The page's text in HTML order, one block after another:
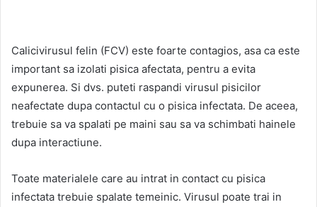
Calicivirusul felin (FCV) este foarte contagios, asa ca este
important sa izolati pisica afectata, pentru a evita
expunerea. Si dvs. puteti raspandi virusul pisicilor
neafectate dupa contactul cu o pisica infectata. De aceea,
trebuie sa va spalati pe maini sau sa va schimbati hainele
dupa interactiune.
Toate materialele care au intrat in contact cu pisica
infectata trebuie spalate temeinic. Virusul poate trai in